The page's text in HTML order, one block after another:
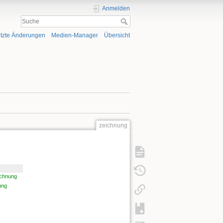
Anmelden
Änderungen Medien-Manager Übersicht
zeichnung